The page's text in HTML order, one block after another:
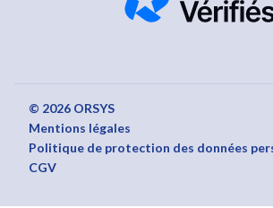
© 2026 ORSYS
Mentions légales
Politique de protection des données
CGV